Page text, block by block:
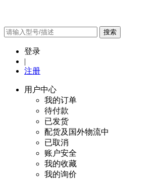
搜索
登录
|
注册
用户中心
我的订单
待付款
已发货
配货及国外物流中
已取消
账户安全
我的收藏
我的询价